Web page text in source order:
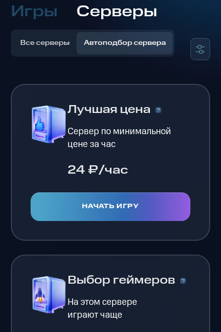
Игры Серверы
Все серверы Автоподбор сервера
Лучшая цена
Сервер по минимальной
цене за час
24 ₽/час
НАЧАТЬ ИГРУ
Выбор геймеров
На этом сервере
играют чаще